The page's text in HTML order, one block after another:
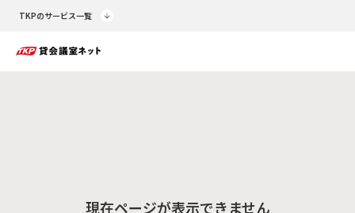
TKPのサービス一覧
現在ページが表示できません